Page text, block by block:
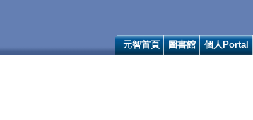
元智首頁 圖書館 個人Portal